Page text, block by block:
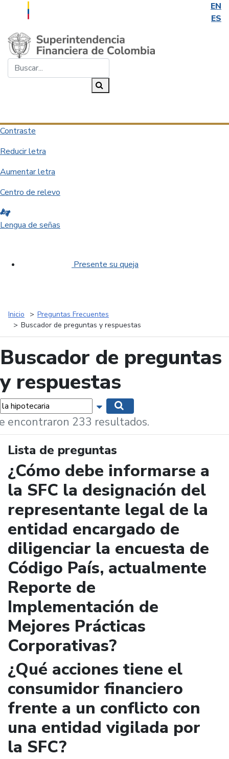
EN
ES
Saltar al contenido principal
Contraste
Reducir letra
Aumentar letra
Centro de relevo
Lengua de señas
Presente su queja
Inicio
Preguntas Frecuentes
Buscador de preguntas y respuestas
Buscador de preguntas
y respuestas
Mostrar opciones de búsqueda
encontraron 233 resultados.
Lista de preguntas
¿Cómo debe informarse a
la SFC la designación del
representante legal de la
entidad encargado de
diligenciar la encuesta de
Código País, actualmente
Reporte de
Implementación de
Mejores Prácticas
Corporativas?
¿Qué acciones tiene el
consumidor financiero
frente a un conflicto con
una entidad vigilada por
la SFC?